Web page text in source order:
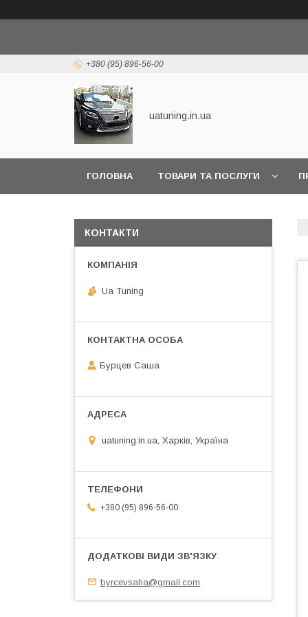
+380 (95) 896-56-00
uatuning.in.ua
ГОЛОВНА ТОВАРИ ТА ПОСЛУГИ
КОНТАКТИ
Ua Tuning
Бурцев Саша
uatuning.in.ua, Харків, Україна
+380 (95) 896-56-00
byrcevsaha@gmail.com